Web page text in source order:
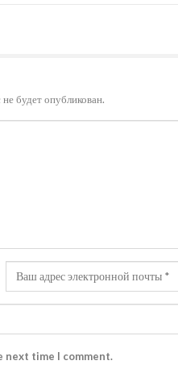
будет опубликован.
next time I comment.